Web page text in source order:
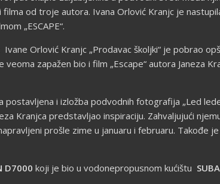
od troje autora. Ivana Orlović Kranjc je
„ESCAPE“.
Orlović Kranjc „Prodavac školjki“ je pobrao
zapažen bio i film „Escape“ autora Janeza
i izložba podvodnih fotografija „Led
Kranjca predstavljao inspiraciju. Zahvaljujući
prošle zime u januaru i februaru. Takođe
D7000 koji je bio u vodonepropusnom kućištu